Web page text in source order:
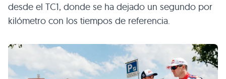
desde el TC1, donde se ha dejado un segundo por
kilómetro con los tiempos de referencia.